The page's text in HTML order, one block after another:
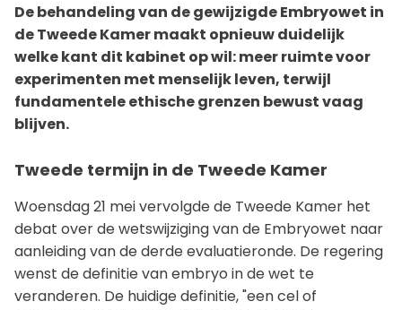
De behandeling van de gewijzigde Embryowet in
de Tweede Kamer maakt opnieuw duidelijk
welke kant dit kabinet op wil: meer ruimte voor
experimenten met menselijk leven, terwijl
fundamentele ethische grenzen bewust vaag
blijven.
Tweede termijn in de Tweede Kamer
Woensdag 21 mei vervolgde de Tweede Kamer het
debat over de wetswijziging van de Embryowet naar
aanleiding van de derde evaluatieronde. De regering
wenst de definitie van embryo in de wet te
veranderen. De huidige definitie, "een cel of